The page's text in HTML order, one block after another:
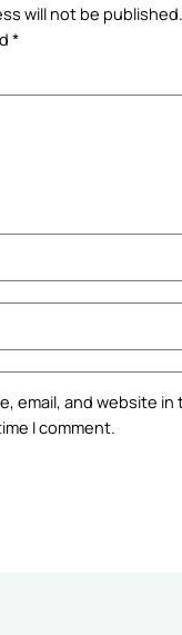
will not be published.
*
email, and website
I comment.